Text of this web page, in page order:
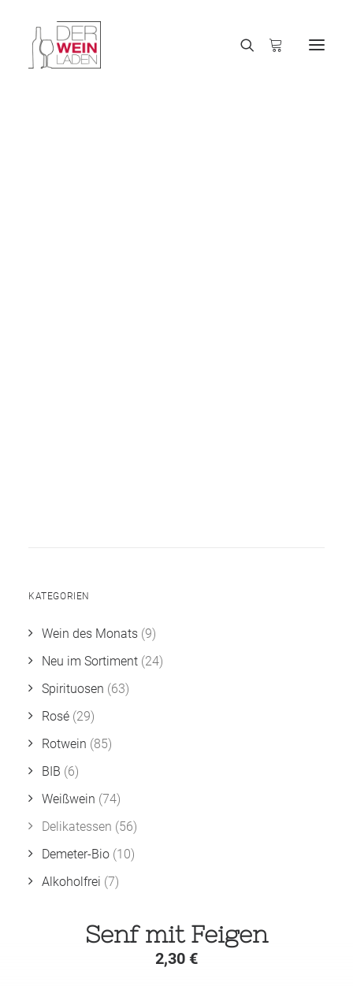
KATEGORIEN
Wein des Monats (9)
Neu im Sortiment (24)
Spirituosen (63)
Rosé (29)
Rotwein (85)
BIB (6)
Weißwein (74)
Delikatessen (56)
Demeter-Bio (10)
Alkoholfrei (7)
Senf mit Feigen
2,30 €